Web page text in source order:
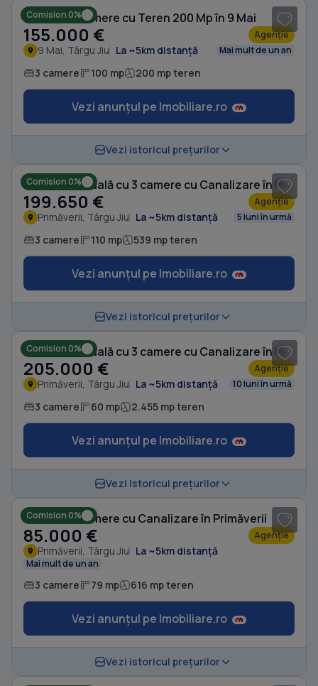
Comision 0%
Casă cu 3 camere cu Teren 200 Mp în 9 Mai
155.000 € Agenție
9 Mai, Târgu Jiu La ~5km distanță Mai mult de un an
3 camere 100 mp 200 mp teren
Vezi anunțul pe Imobiliare.ro
Vezi istoricul prețurilor
Comision 0% Casă individuală cu 3 camere cu Canalizare în Primăverii
199.650 € Agenție
Primăverii, Târgu Jiu La ~5km distanță 5 luni în urmă
3 camere 110 mp 539 mp teren
Vezi anunțul pe Imobiliare.ro
Vezi istoricul prețurilor
Comision 0% Casă individuală cu 3 camere cu Canalizare în Primăverii
205.000 € Agenție
Primăverii, Târgu Jiu La ~5km distanță 10 luni în urmă
3 camere 60 mp 2.455 mp teren
Vezi anunțul pe Imobiliare.ro
Vezi istoricul prețurilor
Comision 0%
Casă cu 3 camere cu Canalizare în Primăverii
85.000 € Agenție
Primăverii, Târgu Jiu La ~5km distanță
Mai mult de un an
3 camere 79 mp 616 mp teren
Vezi anunțul pe Imobiliare.ro
Vezi istoricul prețurilor